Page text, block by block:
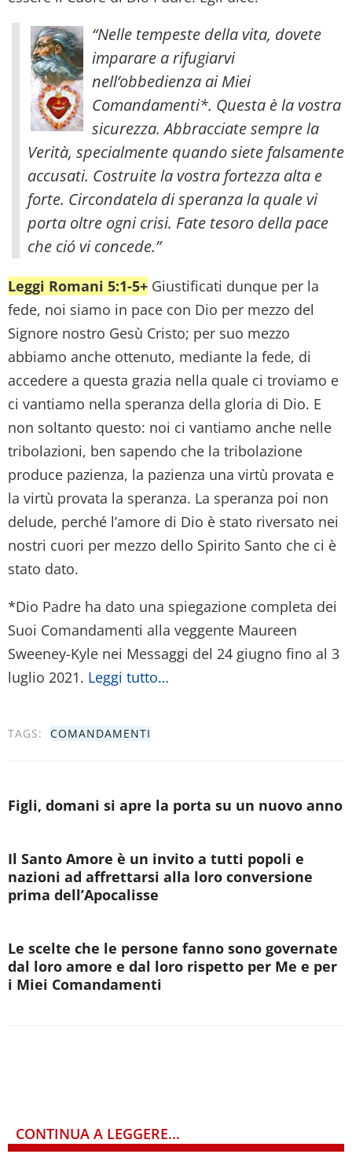
“Nelle tempeste della vita, dovete
imparare a rifugiarvi
nell’obbedienza ai Miei
Comandamenti*. Questa è la vostra
sicurezza. Abbracciate sempre la
Verità, specialmente quando siete falsamente
accusati. Costruite la vostra fortezza alta e
forte. Circondatela di speranza la quale vi
porta oltre ogni crisi. Fate tesoro della pace
che ció vi concede.”
Leggi Romani 5:1-5+ Giustificati dunque per la
fede, noi siamo in pace con Dio per mezzo del
Signore nostro Gesù Cristo; per suo mezzo
abbiamo anche ottenuto, mediante la fede, di
accedere a questa grazia nella quale ci troviamo e
ci vantiamo nella speranza della gloria di Dio. E
non soltanto questo: noi ci vantiamo anche nelle
tribolazioni, ben sapendo che la tribolazione
produce pazienza, la pazienza una virtù provata e
la virtù provata la speranza. La speranza poi non
delude, perché l’amore di Dio è stato riversato nei
nostri cuori per mezzo dello Spirito Santo che ci è
stato dato.
*Dio Padre ha dato una spiegazione completa dei
Suoi Comandamenti alla veggente Maureen
Sweeney-Kyle nei Messaggi del 24 giugno fino al 3
luglio 2021. Leggi tutto…
TAGS: COMANDAMENTI
Figli, domani si apre la porta su un nuovo anno
Il Santo Amore è un invito a tutti popoli e
nazioni ad affrettarsi alla loro conversione
prima dell’Apocalisse
Le scelte che le persone fanno sono governate
dal loro amore e dal loro rispetto per Me e per
i Miei Comandamenti
CONTINUA A LEGGERE...